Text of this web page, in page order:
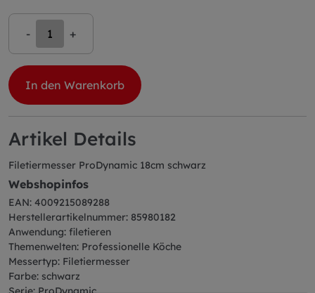
- +
In den Warenkorb
Artikel Details
Filetiermesser ProDynamic 18cm schwarz
Webshopinfos
EAN: 4009215089288
Herstellerartikelnummer: 85980182
Anwendung: filetieren
Themenwelten: Professionelle Köche
Messertyp: Filetiermesser
Farbe: schwarz